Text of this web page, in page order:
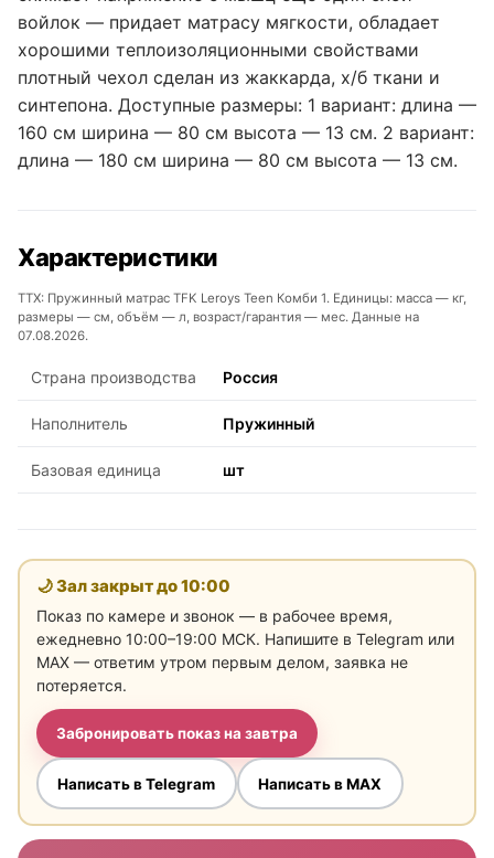
войлок — придает матрасу мягкости, обладает
хорошими теплоизоляционными свойствами
плотный чехол сделан из жаккарда, х/б ткани и
синтепона. Доступные размеры: 1 вариант: длина —
160 см ширина — 80 см высота — 13 см. 2 вариант:
длина — 180 см ширина — 80 см высота — 13 см.
Характеристики
ТТХ: Пружинный матрас TFK Leroys Teen Комби 1. Единицы: масса — кг,
размеры — см, объём — л, возраст/гарантия — мес. Данные на
07.08.2026.
Страна производства Россия
Наполнитель Пружинный
Базовая единица шт
🌙 Зал закрыт до10:00
Показ по камере и звонок — в рабочее время,
ежедневно 10:00–19:00 МСК. Напишите в Telegram или
MAX — ответим утром первым делом, заявка не
потеряется.
Забронировать показ на завтра
Написать в Telegram Написать в MAX